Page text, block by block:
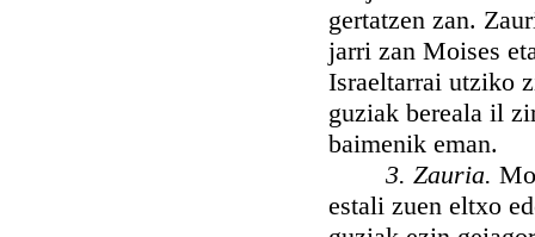
gertatzen zan.
jarri zan Moises
Israeltarrai utziko
guziak bereala il
baimenik eman.
3. Zauria.
estali zuen eltxo